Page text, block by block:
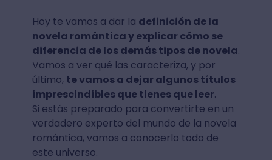
Hoy te vamos a dar la definición de la
novela romántica y explicar cómo se
diferencia de los demás tipos de novela.
Vamos a ver qué las caracteriza, y por
último, te vamos a dejar algunos títulos
imprescindibles que tienes que leer.
Si estás preparado para convertirte en un
verdadero experto del mundo de la novela
romántica, vamos a conocerlo todo de
este universo.